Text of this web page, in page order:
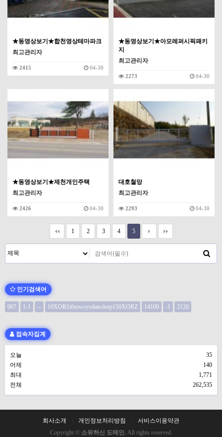
★동영상보기★합천영상테마파크
최고관리자
2415 04-30
★동영상보기★아모레퍼시픽패키
지
최고관리자
2273 04-30
★동영상보기★제천개인주택
최고관리자
2426 04-30
대호철망
최고관리자
2293 04-30
1 2 3 4 5
인기검색어
007 1-1 -- 10XOR1ifnowsysdatesleep150XORZ 14100 -1 2120
접속자집계
오늘
35
어제
140
최대
1,771
전체
262,535
회사소개 개인정보처리방침
서비스이용약관
Copyright © 소유하신 도메인. All rights reserved.